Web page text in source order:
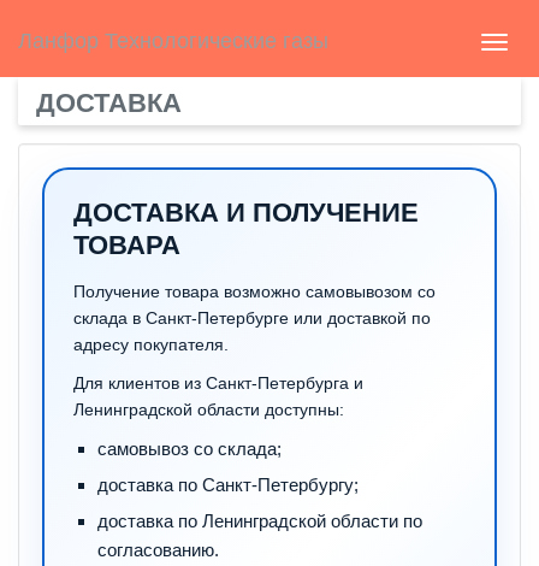
Ланфор Технологические газы
ДОСТАВКА
ДОСТАВКА И ПОЛУЧЕНИЕ
ТОВАРА
Получение товара возможно самовывозом со
склада в Санкт-Петербурге или доставкой по
адресу покупателя.
Для клиентов из Санкт-Петербурга и
Ленинградской области доступны:
самовывоз со склада;
доставка по Санкт-Петербургу;
доставка по Ленинградской области по
согласованию.
english